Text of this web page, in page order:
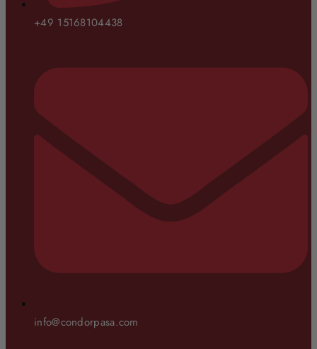
+49 15168104438
info@condorpasa.com